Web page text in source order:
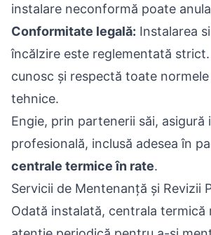
instalare neconformă poate
Conformitate legală: Instalarea
încălzire este reglementată
cunosc și respectă toate normele
tehnice.
Engie, prin partenerii săi, asigură
profesională, inclusă adesea în
centrale termice în rate.
Servicii de Mentenanță și Revizii
Odată instalată, centrala termică